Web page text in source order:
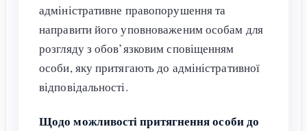
адміністративне правопорушення та
направити його уповноваженим особам для
розгляду з обов’язковим сповіщенням
особи, яку притягають до адміністративної
відповідальності.
Щодо можливості притягнення особи до